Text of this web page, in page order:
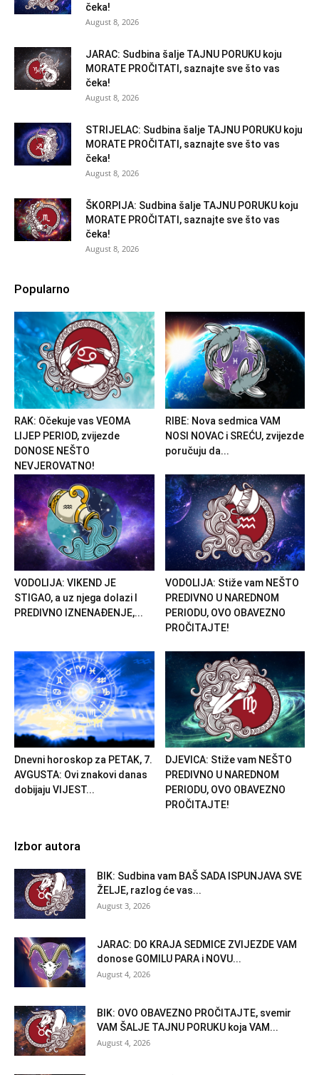
čeka!
August 8, 2026
JARAC: Sudbina šalje TAJNU PORUKU koju
MORATE PROČITATI, saznajte sve što vas
čeka!
August 8, 2026
STRIJELAC: Sudbina šalje TAJNU PORUKU koju
MORATE PROČITATI, saznajte sve što vas
čeka!
August 8, 2026
ŠKORPIJA: Sudbina šalje TAJNU PORUKU koju
MORATE PROČITATI, saznajte sve što vas
čeka!
August 8, 2026
Popularno
RAK: Očekuje vas VEOMA
LIJEP PERIOD, zvijezde
DONOSE NEŠTO
NEVJEROVATNO!
RIBE: Nova sedmica VAM
NOSI NOVAC i SREĆU, zvijezde
poručuju da...
VODOLIJA: VIKEND JE
STIGAO, a uz njega dolazi I
PREDIVNO IZNENAĐENJE,...
VODOLIJA: Stiže vam NEŠTO
PREDIVNO U NAREDNOM
PERIODU, OVO OBAVEZNO
PROČITAJTE!
Dnevni horoskop za PETAK, 7.
AVGUSTA: Ovi znakovi danas
dobijaju VIJEST...
DJEVICA: Stiže vam NEŠTO
PREDIVNO U NAREDNOM
PERIODU, OVO OBAVEZNO
PROČITAJTE!
Izbor autora
BIK: Sudbina vam BAŠ SADA ISPUNJAVA SVE
ŽELJE, razlog će vas...
August 3, 2026
JARAC: DO KRAJA SEDMICE ZVIJEZDE VAM
donose GOMILU PARA i NOVU...
August 4, 2026
BIK: OVO OBAVEZNO PROČITAJTE, svemir
VAM ŠALJE TAJNU PORUKU koja VAM...
August 4, 2026